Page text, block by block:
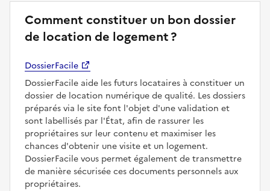
Comment constituer un bon dossier
de location de logement ?
DossierFacile
DossierFacile aide les futurs locataires à constituer un
dossier de location numérique de qualité. Les dossiers
préparés via le site font l'objet d'une validation et
sont labellisés par l'État, afin de rassurer les
propriétaires sur leur contenu et maximiser les
chances d'obtenir une visite et un logement.
DossierFacile vous permet également de transmettre
de manière sécurisée ces documents personnels aux
propriétaires.